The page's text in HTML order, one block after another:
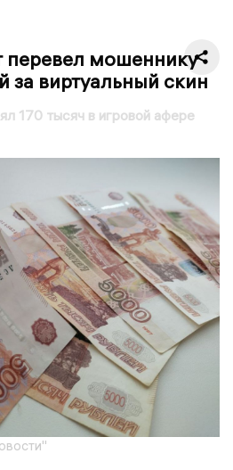
перевел мошеннику
за виртуальный скин
170 тысяч в игровой афере